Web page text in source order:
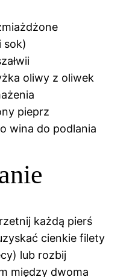
sok)
oliwy z oliwek
pieprz
wina do podlania
każdą pierś
cienkie filety
lub rozbij
między dwoma